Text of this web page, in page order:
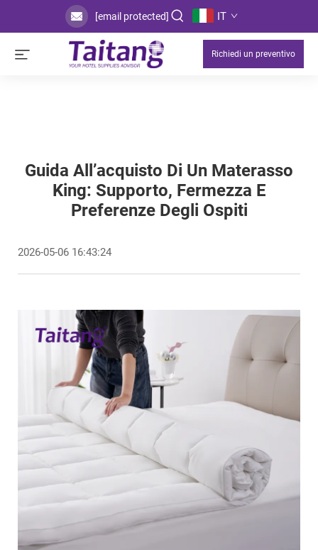
[email protected] IT
Richiedi un preventivo
Guida All’acquisto Di Un Materasso
King: Supporto, Fermezza E
Preferenze Degli Ospiti
2026-05-06 16:43:24